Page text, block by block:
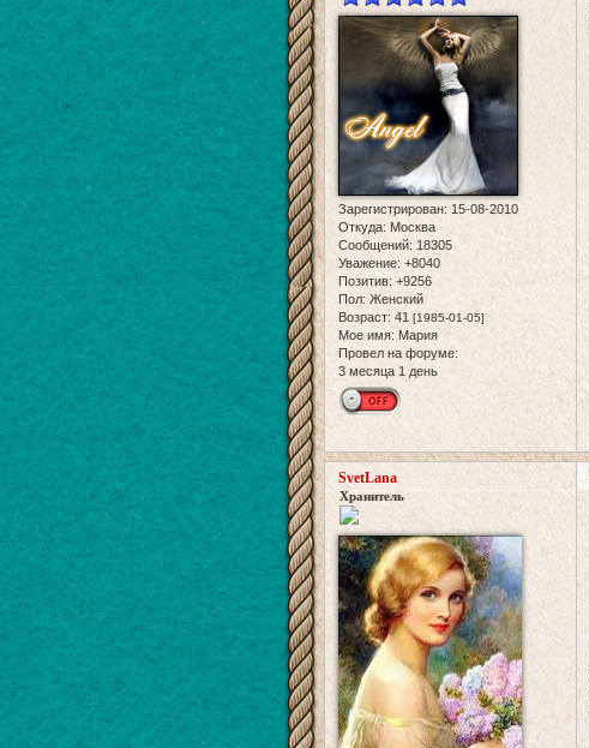
Зарегистрирован: 15-08-2010
Откуда: Москва
Сообщений: 18305
Уважение: +8040
Позитив: +9256
Пол: Женский
Возраст: 41 [1985-01-05]
Мое имя: Мария
Провел на форуме:
3 месяца 1 день
SvetLana
Хранитель